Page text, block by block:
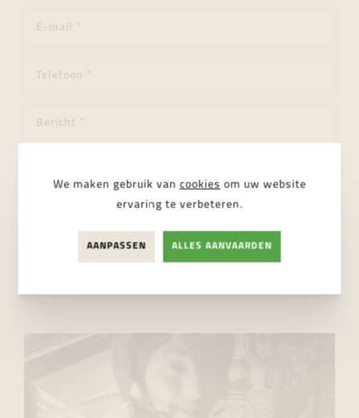
Ik ga akkoord met deprivacy regelgeving
We maken gebruik van cookies om uw website
ervaring te verbeteren.
AANPASSEN ALLES AANVAARDEN